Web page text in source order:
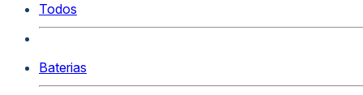
Todos
Baterias